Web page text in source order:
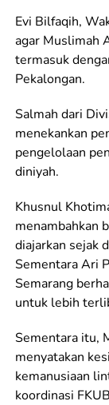
Evi Bilfaqih,
agar Muslimah
termasuk
Pekalongan.
Salmah dari
menekankan
pengelolaan
diniyah.
Khusnul
menambahkan
diajarkan sejak
Sementara Ari
Semarang
untuk lebih
Sementara itu,
menyatakan
kemanusiaan
koordinasi